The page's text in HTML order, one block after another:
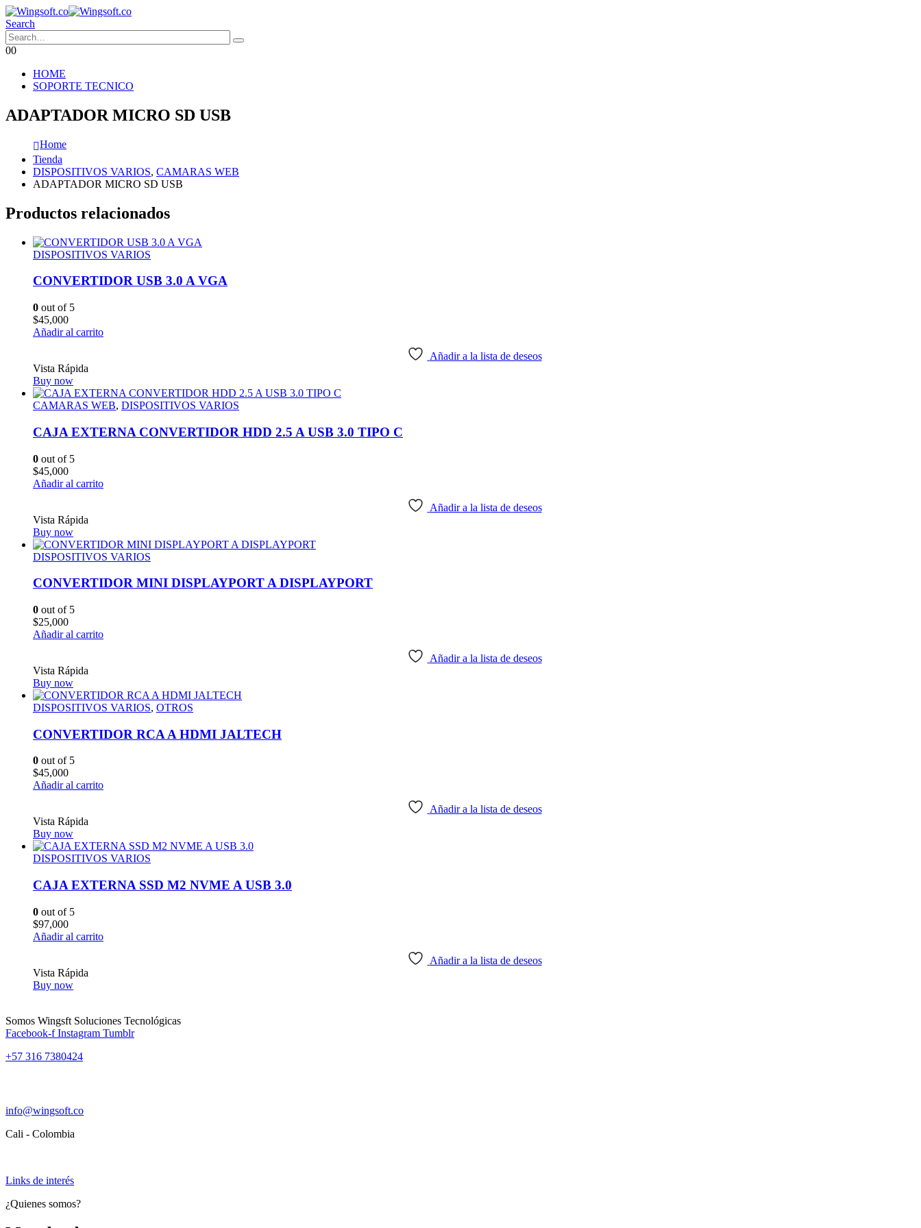
Search
00
HOME
SOPORTE TECNICO
ADAPTADOR MICRO SD USB
Home
Tienda
DISPOSITIVOS VARIOS, CAMARAS WEB
ADAPTADOR MICRO SD USB
Productos relacionados
DISPOSITIVOS VARIOS
CONVERTIDOR USB 3.0 A VGA
0 out of 5
$45,000
Añadir al carrito
Añadir a la lista de deseos
Vista Rápida
Buy now
CAMARAS WEB, DISPOSITIVOS VARIOS
CAJA EXTERNA CONVERTIDOR HDD 2.5 A USB 3.0 TIPO C
0 out of 5
$45,000
Añadir al carrito
Añadir a la lista de deseos
Vista Rápida
Buy now
DISPOSITIVOS VARIOS
CONVERTIDOR MINI DISPLAYPORT A DISPLAYPORT
0 out of 5
$25,000
Añadir al carrito
Añadir a la lista de deseos
Vista Rápida
Buy now
DISPOSITIVOS VARIOS, OTROS
CONVERTIDOR RCA A HDMI JALTECH
0 out of 5
$45,000
Añadir al carrito
Añadir a la lista de deseos
Vista Rápida
Buy now
DISPOSITIVOS VARIOS
CAJA EXTERNA SSD M2 NVME A USB 3.0
0 out of 5
$97,000
Añadir al carrito
Añadir a la lista de deseos
Vista Rápida
Buy now
Somos Wingsft Soluciones Tecnológicas
Facebook-f Instagram Tumblr
+57 316 7380424
info@wingsoft.co
Cali - Colombia
Links de interés
¿Quienes somos?